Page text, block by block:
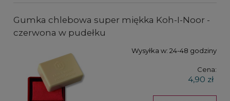
Gumka chlebowa super miękka Koh-I-Noor -
czerwona w pudełku
Wysyłka w: 24-48 godziny
Cena:
4,90 zł